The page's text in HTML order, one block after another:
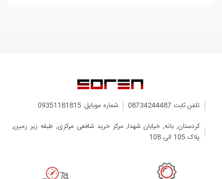
تلفن ثابت 08734244487
شماره موبایل: 09351181815
کردستان, بانه, خیابان شهدا, مرکز خرید شافعی مرکزی, طبقه زیر زمین,
پلاک 105 الی 108